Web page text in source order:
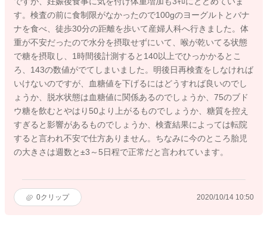
す。検査の前に食制限がなかったので100gのヨーグルトとバナ
ナを食べ、徒歩30分の距離を歩いて産婦人科へ行きました。体
重が不安だったので水分を摂取せずにいて、喉が乾いてる状態
で糖を摂取し、1時間後計測すると140以上でひっかかるとこ
ろ、143の数値がでてしまいました。明後日再検査をしなければ
いけないのですが、血糖値を下げるにはどうすれば良いのでし
ょうか、脱水状態は血糖値に関係あるのでしょうか、75のブド
ウ糖を飲むとやはり50より上がるものでしょうか、糖質を控え
すぎると影響があるものでしょうか、検査結果によっては転院
すると言われ不安で仕方ありません。ちなみに今のところ胎児
の大きさは週数と±3～5日程で正常だと言われています。
0クリップ 2020/10/14 10:50